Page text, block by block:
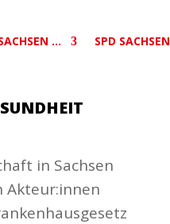
… SPD SACHSEN
in Sachsen
Akteur:innen